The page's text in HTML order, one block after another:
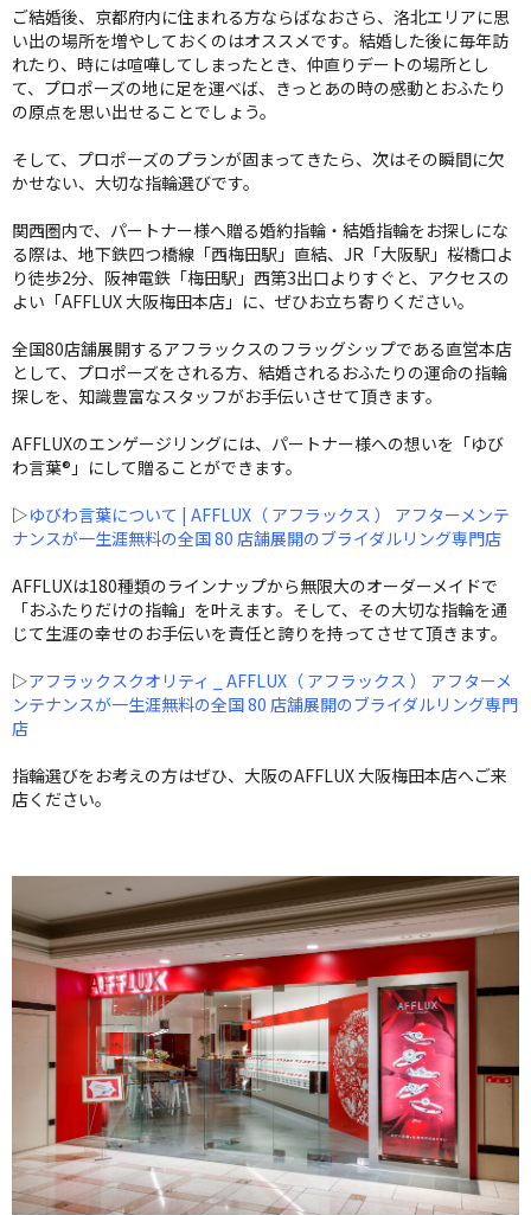
ご結婚後、京都府内に住まれる方ならばなおさら、洛北エリアに思
い出の場所を増やしておくのはオススメです。結婚した後に毎年訪
れたり、時には喧嘩してしまったとき、仲直りデートの場所とし
て、プロポーズの地に足を運べば、きっとあの時の感動とおふたり
の原点を思い出せることでしょう。
そして、プロポーズのプランが固まってきたら、次はその瞬間に欠
かせない、大切な指輪選びです。
関西圏内で、パートナー様へ贈る婚約指輪・結婚指輪をお探しにな
る際は、地下鉄四つ橋線「西梅田駅」直結、JR「大阪駅」桜橋口よ
り徒歩2分、阪神電鉄「梅田駅」西第3出口よりすぐと、アクセスの
よい「AFFLUX 大阪梅田本店」に、ぜひお立ち寄りください。
全国80店舗展開するアフラックスのフラッグシップである直営本店
として、プロポーズをされる方、結婚されるおふたりの運命の指輪
探しを、知識豊富なスタッフがお手伝いさせて頂きます。
AFFLUXのエンゲージリングには、パートナー様への想いを「ゆび
わ言葉®」にして贈ることができます。
▷ゆびわ言葉について | AFFLUX（ アフラックス ） アフターメンテ
ナンスが一生涯無料の全国 80 店舗展開のブライダルリング専門店
AFFLUXは180種類のラインナップから無限大のオーダーメイドで
「おふたりだけの指輪」を叶えます。そして、その大切な指輪を通
じて生涯の幸せのお手伝いを責任と誇りを持ってさせて頂きます。
▷アフラックスクオリティ _ AFFLUX（ アフラックス ） アフターメ
ンテナンスが一生涯無料の全国 80 店舗展開のブライダルリング専門
店
指輪選びをお考えの方はぜひ、大阪のAFFLUX 大阪梅田本店へご来
店ください。